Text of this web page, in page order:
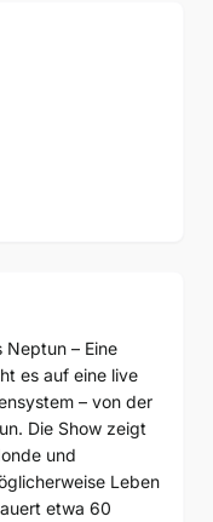
Neptun – Eine
es auf eine live
– von der
Die Show zeigt
und
Leben
etwa 60